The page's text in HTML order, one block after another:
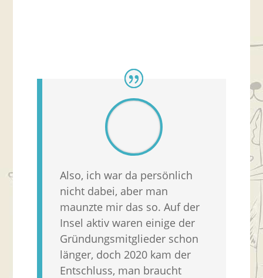
Also, ich war da persönlich
nicht dabei, aber man
maunzte mir das so. Auf der
Insel aktiv waren einige der
Gründungsmitglieder schon
länger, doch 2020 kam der
Entschluss, man braucht